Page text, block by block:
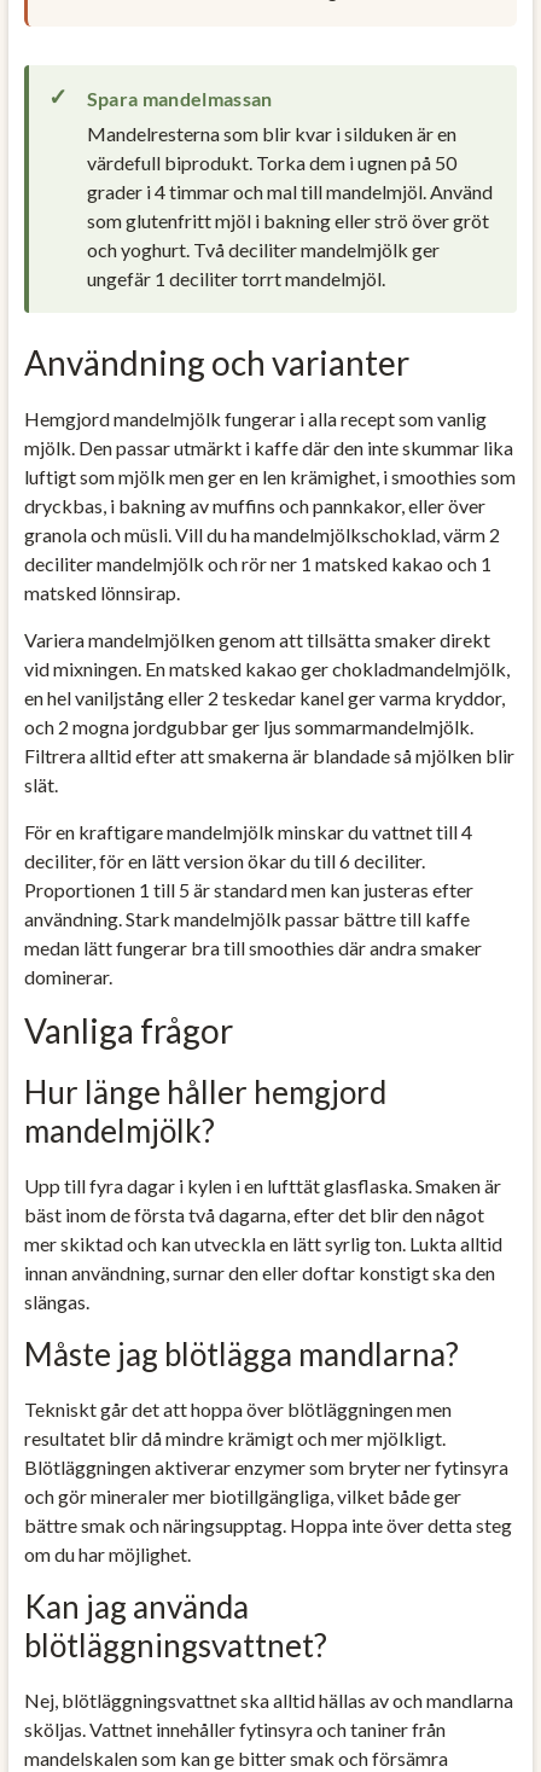
Spara mandelmassan
Mandelresterna som blir kvar i silduken är en
värdefull biprodukt. Torka dem i ugnen på 50
grader i 4 timmar och mal till mandelmjöl. Använd
som glutenfritt mjöl i bakning eller strö över gröt
och yoghurt. Två deciliter mandelmjölk ger
ungefär 1 deciliter torrt mandelmjöl.
Användning och varianter
Hemgjord mandelmjölk fungerar i alla recept som vanlig
mjölk. Den passar utmärkt i kaffe där den inte skummar lika
luftigt som mjölk men ger en len krämighet, i smoothies som
dryckbas, i bakning av muffins och pannkakor, eller över
granola och müsli. Vill du ha mandelmjölkschoklad, värm 2
deciliter mandelmjölk och rör ner 1 matsked kakao och 1
matsked lönnsirap.
Variera mandelmjölken genom att tillsätta smaker direkt
vid mixningen. En matsked kakao ger chokladmandelmjölk,
en hel vaniljstång eller 2 teskedar kanel ger varma kryddor,
och 2 mogna jordgubbar ger ljus sommarmandelmjölk.
Filtrera alltid efter att smakerna är blandade så mjölken blir
slät.
För en kraftigare mandelmjölk minskar du vattnet till 4
deciliter, för en lätt version ökar du till 6 deciliter.
Proportionen 1 till 5 är standard men kan justeras efter
användning. Stark mandelmjölk passar bättre till kaffe
medan lätt fungerar bra till smoothies där andra smaker
dominerar.
Vanliga frågor
Hur länge håller hemgjord
mandelmjölk?
Upp till fyra dagar i kylen i en lufttät glasflaska. Smaken är
bäst inom de första två dagarna, efter det blir den något
mer skiktad och kan utveckla en lätt syrlig ton. Lukta alltid
innan användning, surnar den eller doftar konstigt ska den
slängas.
Måste jag blötlägga mandlarna?
Tekniskt går det att hoppa över blötläggningen men
resultatet blir då mindre krämigt och mer mjölkligt.
Blötläggningen aktiverar enzymer som bryter ner fytinsyra
och gör mineraler mer biotillgängliga, vilket både ger
bättre smak och näringsupptag. Hoppa inte över detta steg
om du har möjlighet.
Kan jag använda
blötläggningsvattnet?
Nej, blötläggningsvattnet ska alltid hällas av och mandlarna
sköljas. Vattnet innehåller fytinsyra och taniner från
mandelskalen som kan ge bitter smak och försämra